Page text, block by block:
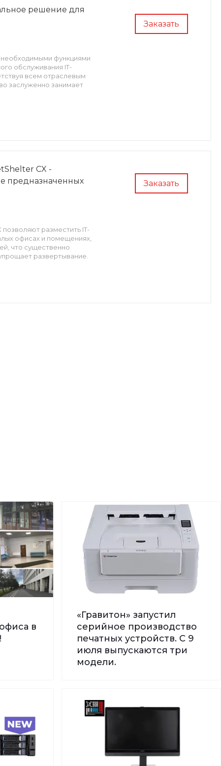
Заказать
решение для
функциями
обслуживания IT-
всем отраслевым
заслуженно занимает
Заказать
CX -
предназначенных
разместить IT-
офисах и помещениях,
что существенно
развертывание.
в
«Гравитон» запустил
серийное производство
печатных устройств. С 9
июля выпускаются три
модели.